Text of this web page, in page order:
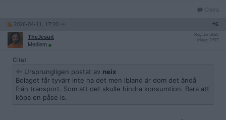
Citera
2026-04-11, 17:20 #6
TheJesuit
Medlem
Reg: Jun 2025
Inlägg: 2 577
Citat:
Ursprungligen postat av neix
Bolaget får tyvärr inte ha det men ibland är dom det ändå
från transport. Som att det skulle hindra konsumtion. Bara att
köpa en påse is.